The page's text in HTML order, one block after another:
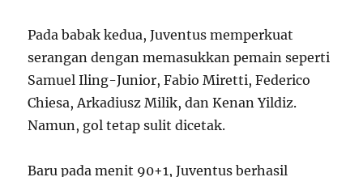
Pada babak kedua, Juventus memperkuat
serangan dengan memasukkan pemain seperti
Samuel Iling-Junior, Fabio Miretti, Federico
Chiesa, Arkadiusz Milik, dan Kenan Yildiz.
Namun, gol tetap sulit dicetak.
Baru pada menit 90+1, Juventus berhasil